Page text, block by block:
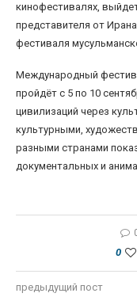
кинофестивалях,
представителя от
фестиваля
Международный
пройдёт с 5 по 10
цивилизаций через
культурными,
разными странами
документальных и
0
предыдущий пост